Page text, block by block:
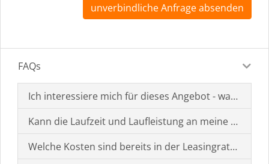
unverbindliche Anfrage absenden
FAQs
Ich interessiere mich für dieses Angebot - was muss
Kann die Laufzeit und Laufleistung an meine
Welche Kosten sind bereits in der Leasingrate